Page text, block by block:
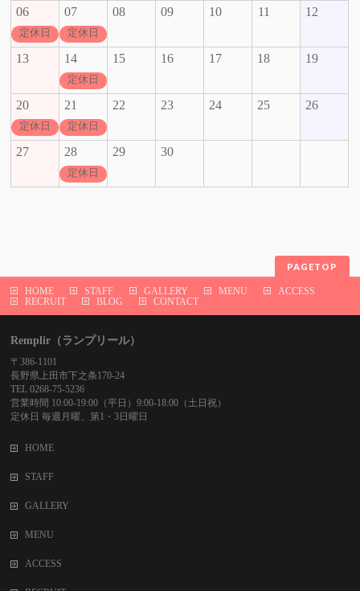
06
定休日
07
定休日
08 09 10 11 12
13 14
定休日
15 16 17 18 19
20
定休日
21
定休日
22 23 24 25 26
27 28
定休日
29 30
PAGETOP
HOME STAFF GALLERY MENU
ACCESS
RECRUIT
BLOG CONTACT
Remplir（ランプリール）
〒386-1101
長野県上田市下之条170-24
TEL 0268-75-5236
営業時間 10:00-19:00（平日）9:00-18:00（土日祝）
定休日 毎週月曜、第1・3日曜日
HOME
STAFF
GALLERY
MENU
ACCESS